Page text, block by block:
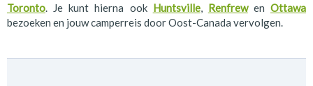
Toronto. Je kunt hierna ook Huntsville, Renfrewen Ottawa
bezoeken en jouw camperreis door Oost-Canada vervolgen.